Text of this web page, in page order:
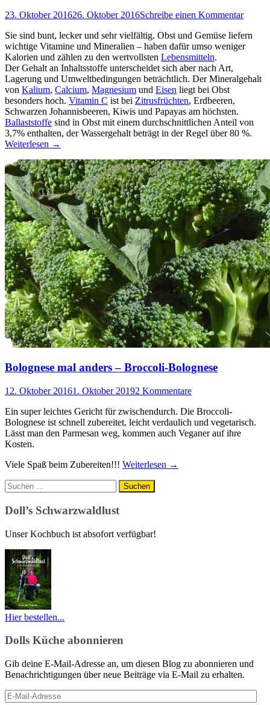
23. Oktober 201626. Oktober 2016Schreibe einen Kommentar
Sie sind bunt, lecker und sehr vielfältig. Obst und Gemüse liefern
wichtige Vitamine und Mineralien – haben dafür umso weniger
Kalorien und zählen zu den wertvollsten Lebensmitteln.
Der Gehalt an Inhaltsstoffe unterscheidet sich aber nach Art,
Lagerung und Umweltbedingungen beträchtlich. Der Mineralgehalt
von Kalium, Calcium, Magnesium und Eisen liegt bei Obst
besonders hoch. Vitamin C ist bei Zitrusfrüchten, Erdbeeren,
Schwarzen Johannisbeeren, Kiwis und Papayas am höchsten.
Ballaststoffe sind in Obst mit einem durchschnittlichen Anteil von
3,7% enthalten, der Wassergehalt beträgt in der Regel über 80 %.
Weiterlesen →
Bolognese mal anders – Broccoli-Bolognese
12. Oktober 20161. Oktober 20192 Kommentare
Ein super leichtes Gericht für zwischendurch. Die Broccoli-
Bolognese ist schnell zubereitet, leicht verdaulich und vegetarisch.
Lässt man den Parmesan weg, kommen auch Veganer auf ihre
Kosten.
Viele Spaß beim Zubereiten!!! Weiterlesen →
Suchen
nach:
Doll’s Schwarzwaldlust
Unser Kochbuch ist absofort verfügbar!
Hier bestellen...
Dolls Küche abonnieren
Gib deine E-Mail-Adresse an, um diesen Blog zu abonnieren und
Benachrichtigungen über neue Beiträge via E-Mail zu erhalten.
E-